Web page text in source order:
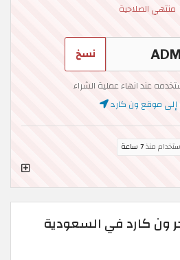
منتهي الصلاحية
نسخ
عند انهاء عملية الشراء
إلى موقع ون كارد
منذ7 ساعة
ون كارد في السعودية